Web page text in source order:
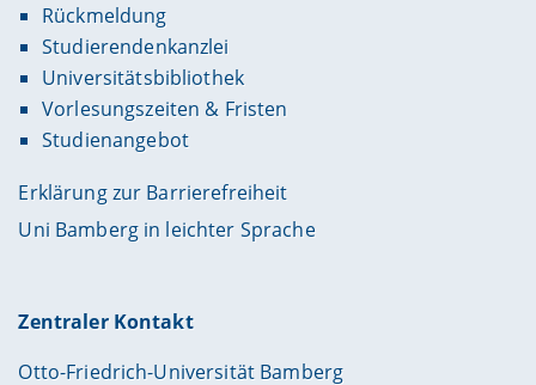
Rückmeldung
Studierendenkanzlei
Universitätsbibliothek
Vorlesungszeiten & Fristen
Studienangebot
Erklärung zur Barrierefreiheit
Uni Bamberg in leichter Sprache
Zentraler Kontakt
Otto-Friedrich-Universität Bamberg